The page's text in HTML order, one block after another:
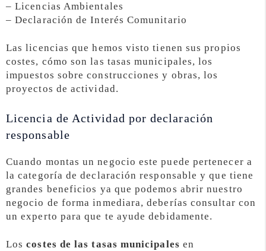
– Licencias Ambientales
– Declaración de Interés Comunitario
Las licencias que hemos visto tienen sus propios
costes, cómo son las tasas municipales, los
impuestos sobre construcciones y obras, los
proyectos de actividad.
Licencia de Actividad por declaración
responsable
Cuando montas un negocio este puede pertenecer a
la categoría de declaración responsable y que tiene
grandes beneficios ya que podemos abrir nuestro
negocio de forma inmediara, deberías consultar con
un experto para que te ayude debidamente.
Loscostes de las tasas municipales en